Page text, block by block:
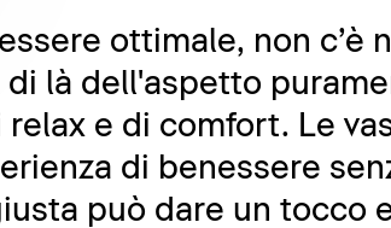
ottimale, non c’è
là dell'aspetto
e di comfort. Le
di benessere
può dare un tocco